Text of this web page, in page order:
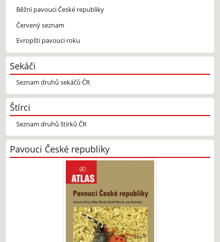
Běžní pavouci České republiky
Červený seznam
Evropští pavouci roku
Sekáči
Seznam druhů sekáčů ČR
Štírci
Seznam druhů štírků ČR
Pavouci České republiky